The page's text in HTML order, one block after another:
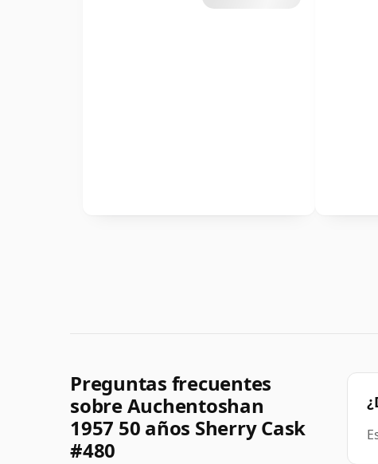
Preguntas frecuentes
sobre Auchentoshan
1957 50 años Sherry Cask
#480